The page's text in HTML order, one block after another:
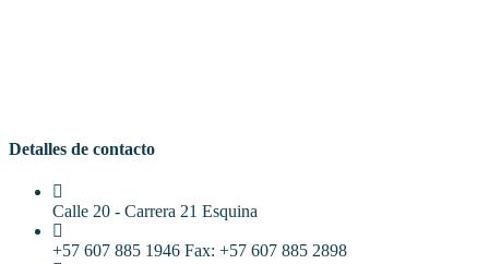
Detalles de contacto
Calle 20 - Carrera 21 Esquina
+57 607 885 1946 Fax: +57 607 885 2898